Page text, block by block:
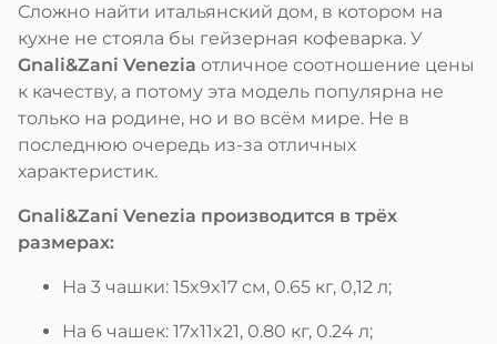
Сложно найти итальянский дом, в котором на
кухне не стояла бы гейзерная кофеварка. У
Gnali&Zani Venezia отличное соотношение цены
к качеству, а потому эта модель популярна не
только на родине, но и во всём мире. Не в
последнюю очередь из-за отличных
характеристик.
Gnali&Zani Venezia производится в трёх
размерах:
На 3 чашки: 15x9x17 см, 0.65 кг, 0,12 л;
На 6 чашек: 17x11x21, 0.80 кг, 0.24 л;